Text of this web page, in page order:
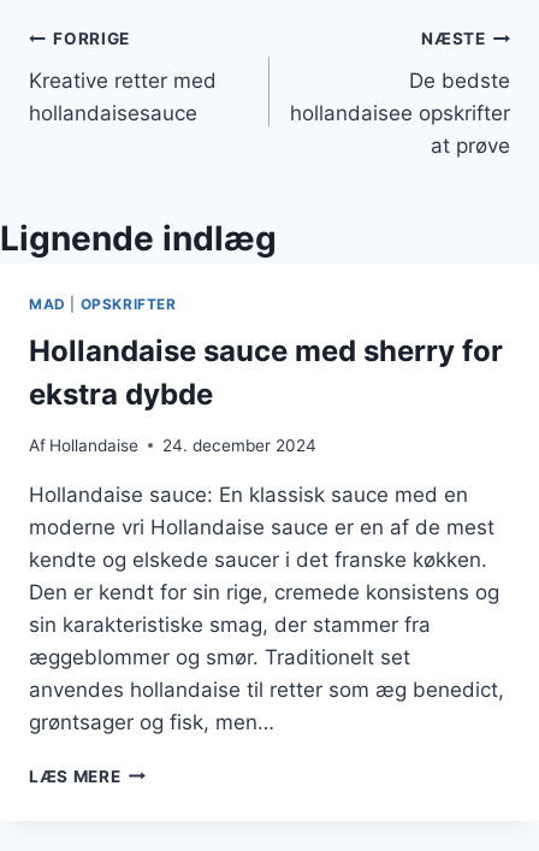
Indlægsnavigation
FORRIGE
Kreative retter med
hollandaisesauce
NÆSTE
De bedste
hollandaisee opskrifter
at prøve
Lignende indlæg
MAD OPSKRIFTER
Hollandaise sauce med sherry for
ekstra dybde
Af Hollandaise 24. december 2024
Hollandaise sauce: En klassisk sauce med en
moderne vri Hollandaise sauce er en af de mest
kendte og elskede saucer i det franske køkken.
Den er kendt for sin rige, cremede konsistens og
sin karakteristiske smag, der stammer fra
æggeblommer og smør. Traditionelt set
anvendes hollandaise til retter som æg benedict,
grøntsager og fisk, men…
LÆS MEREHOLLANDAISE